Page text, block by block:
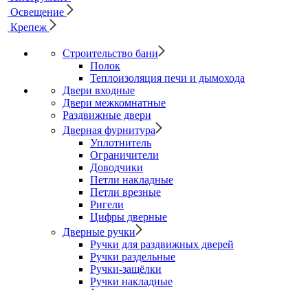
Освещение
Крепеж
Строительство бани
Полок
Теплоизоляция печи и дымохода
Двери входные
Двери межкомнатные
Раздвижные двери
Дверная фурнитура
Уплотнитель
Ограничители
Доводчики
Петли накладные
Петли врезные
Ригели
Цифры дверные
Дверные ручки
Ручки для раздвижных дверей
Ручки раздельные
Ручки-защёлки
Ручки накладные